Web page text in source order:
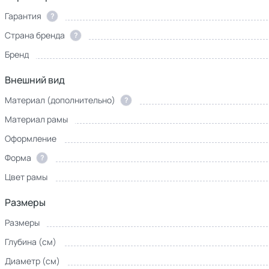
Гарантия ?
Страна бренда
?
Бренд
Внешний вид
Материал (дополнительно) ?
Материал рамы
Оформление
Форма
?
Цвет рамы
Размеры
Размеры
Глубина (см)
Диаметр (см)